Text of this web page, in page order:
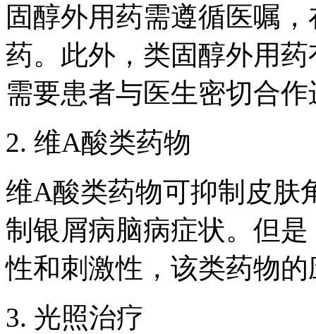
固醇外用药需遵循医嘱
药。此外，类固醇外用
需要患者与医生密切合
2. 维A酸类药物
维A酸类药物可抑制皮肤
制银屑病脑病症状。但
性和刺激性，该类药物
3. 光照治疗